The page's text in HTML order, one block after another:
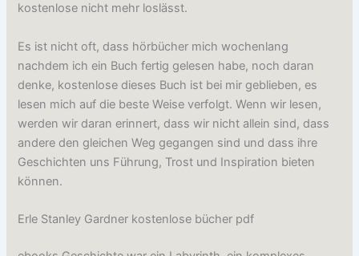
kostenlose nicht mehr loslässt.
Es ist nicht oft, dass hörbücher mich wochenlang
nachdem ich ein Buch fertig gelesen habe, noch daran
denke, kostenlose dieses Buch ist bei mir geblieben, es
lesen mich auf die beste Weise verfolgt. Wenn wir lesen,
werden wir daran erinnert, dass wir nicht allein sind, dass
andere den gleichen Weg gegangen sind und dass ihre
Geschichten uns Führung, Trost und Inspiration bieten
können.
Erle Stanley Gardner kostenlose bücher pdf